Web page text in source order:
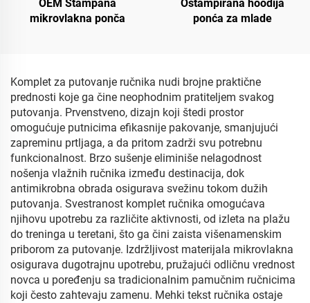
OEM Štampana
mikrovlakna ponča
Oštampirana hoodija
ponća za mlade
Komplet za putovanje ručnika nudi brojne praktične
prednosti koje ga čine neophodnim pratiteljem svakog
putovanja. Prvenstveno, dizajn koji štedi prostor
omogućuje putnicima efikasnije pakovanje, smanjujući
zapreminu prtljaga, a da pritom zadrži svu potrebnu
funkcionalnost. Brzo sušenje eliminiše nelagodnost
nošenja vlažnih ručnika između destinacija, dok
antimikrobna obrada osigurava svežinu tokom dužih
putovanja. Svestranost komplet ručnika omogućava
njihovu upotrebu za različite aktivnosti, od izleta na plažu
do treninga u teretani, što ga čini zaista višenamenskim
priborom za putovanje. Izdržljivost materijala mikrovlakna
osigurava dugotrajnu upotrebu, pružajući odličnu vrednost
novca u poređenju sa tradicionalnim pamučnim ručnicima
koji često zahtevaju zamenu. Mehki tekst ručnika ostaje